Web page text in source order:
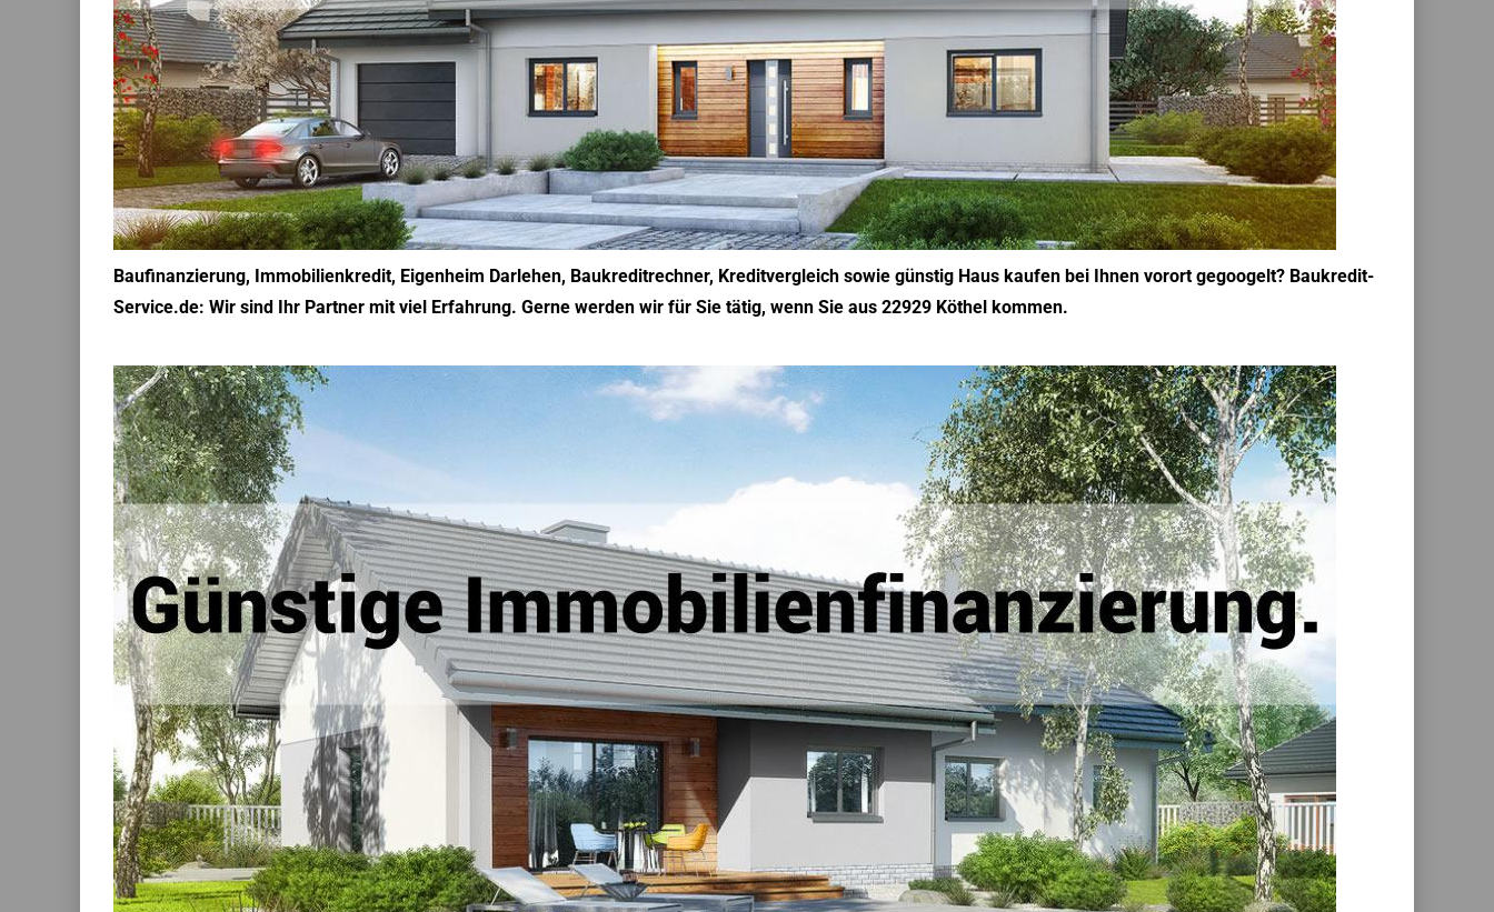
Baufinanzierung, Immobilienkredit, Eigenheim Darlehen, Baukreditrechner, Kreditvergleich sowie günstig Haus kaufen bei Ihnen vorort gegoogelt? Baukredit-
Service.de: Wir sind Ihr Partner mit viel Erfahrung. Gerne werden wir für Sie tätig, wenn Sie aus 22929 Köthel kommen.